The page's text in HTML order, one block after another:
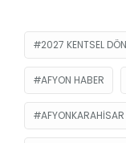
2027 KENTSEL
AFYON HABER
AFYONKARAHISAR